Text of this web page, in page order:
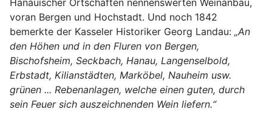
voran Bergen und Hochstadt. Und noch 1842
bemerkte der Kasseler Historiker Georg Landau: „An
den Höhen und in den Fluren von Bergen,
Bischofsheim, Seckbach, Hanau, Langenselbold,
Erbstadt, Kilianstädten, Marköbel, Nauheim usw.
grünen ... Rebenanlagen, welche einen guten, durch
sein Feuer sich auszeichnenden Wein liefern.“